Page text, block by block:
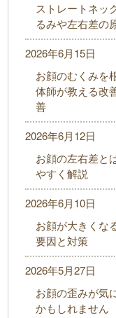
ストレートネッ
るみや左右差の
お顔のむくみを
体師が教える改
善
2026年6月15日
お顔の左右差と
やすく解説
2026年6月12日
お顔が大きくな
要因と対策
2026年6月10日
お顔の歪みが気
かもしれません
2026年5月27日